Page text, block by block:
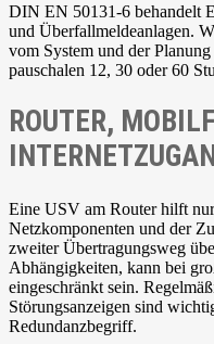
DIN EN 50131-6 behandelt
und Überfallmeldeanlagen.
vom System und der
pauschalen 12, 30 oder 60
ROUTER,
Eine USV am Router hilft
Netzkomponenten und der
zweiter Übertragungsweg
Abhängigkeiten, kann bei
eingeschränkt sein.
Störungsanzeigen sind
Redundanzbegriff.